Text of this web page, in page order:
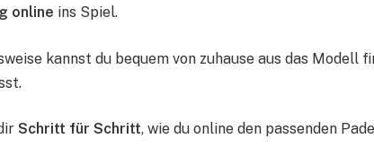
online ins Spiel.
kannst du bequem von zuhause aus das Modell
Schritt für Schritt, wie du online den passenden